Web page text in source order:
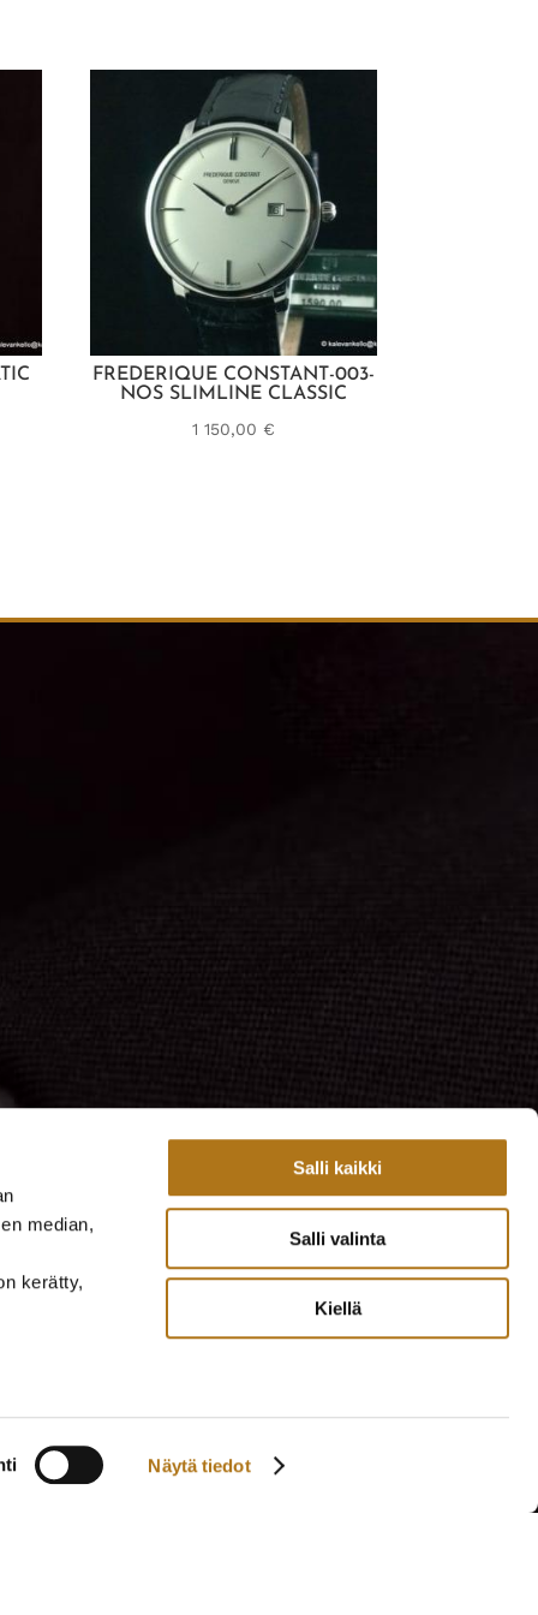
median,
kerätty,
Näytä tiedot
Salli kaikki
Salli valinta
Kiellä
FREDERIQUE CONSTANT-003-
NOS SLIMLINE CLASSIC
1 150,00 €